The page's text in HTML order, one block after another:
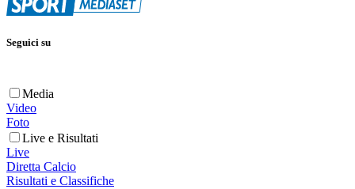
Seguici su
Media
Video
Foto
Live e Risultati
Live
Diretta Calcio
Risultati e Classifiche